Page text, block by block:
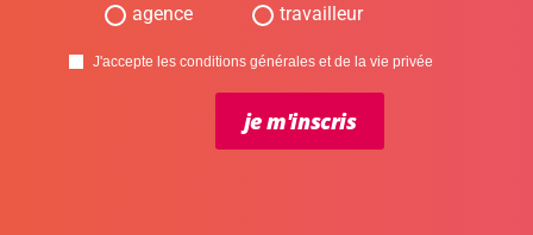
agence
travailleur
J'accepte les conditions générales et de la vie privée
je m'inscris